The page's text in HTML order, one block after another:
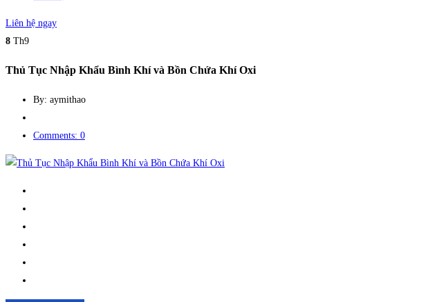
Liên hệ ngay
8 Th9
Thủ Tục Nhập Khẩu Bình Khí và Bồn Chứa Khí Oxi
By: aymithao
Comments: 0